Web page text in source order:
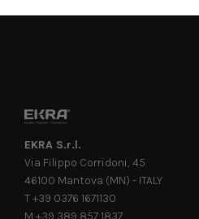
EKRA S.r.l.
Via Filippo Corridoni, 45
46100 Mantova (MN) - ITALY
T +39 0376 1671130
M +39 389 857 1837